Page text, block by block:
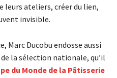
leurs ateliers, créer du lien,
invisible.
Marc Ducobu endosse aussi
de la sélection nationale, qu’il
du Monde de la Pâtisserie